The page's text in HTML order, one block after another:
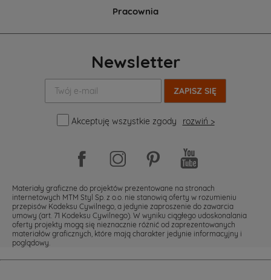
Pracownia
Newsletter
mail:
Akceptuję wszystkie zgody
rozwiń >
Materiały graficzne do projektów prezentowane na stronach
internetowych MTM Styl Sp. z o.o. nie stanowią oferty w rozumieniu
przepisów Kodeksu Cywilnego, a jedynie zaproszenie do zawarcia
umowy (art. 71 Kodeksu Cywilnego). W wyniku ciągłego udoskonalania
oferty projekty mogą się nieznacznie różnić od zaprezentowanych
materiałów graficznych, które mają charakter jedynie informacyjny i
poglądowy.